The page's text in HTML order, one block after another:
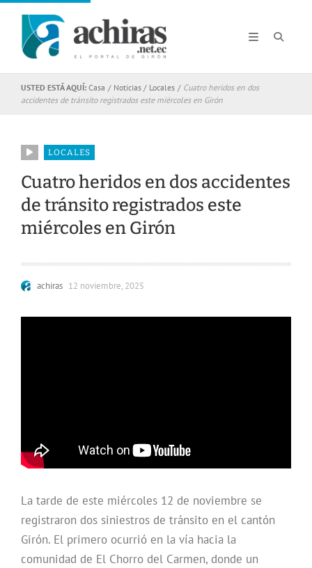
USTED ESTÁ AQUÍ: Casa / Noticias / Locales / Cuatro heridos en dos
accidentes de tránsito registrados este miércoles en Girón
LOCALES
Cuatro heridos en dos accidentes
de tránsito registrados este
miércoles en Girón
achiras 12 noviembre, 2025
La tarde de este miércoles 12 de noviembre se
registraron dos siniestros de tránsito en el cantón
Girón. El primero ocurrió en la vía hacia la
comunidad de El Chorro del Carmen, donde un